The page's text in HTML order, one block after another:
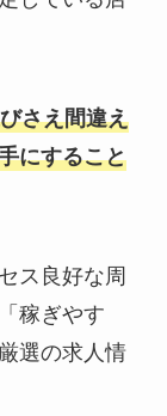
さえ間違え
にすること
ス良好な周
稼ぎやす
選の求人情